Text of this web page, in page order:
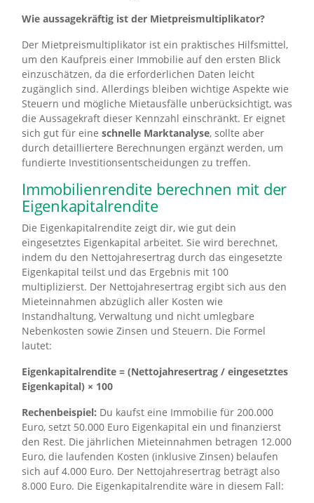
Wie aussagekräftig ist der Mietpreismultiplikator?
Der Mietpreismultiplikator ist ein praktisches Hilfsmittel,
um den Kaufpreis einer Immobilie auf den ersten Blick
einzuschätzen, da die erforderlichen Daten leicht
zugänglich sind. Allerdings bleiben wichtige Aspekte wie
Steuern und mögliche Mietausfälle unberücksichtigt, was
die Aussagekraft dieser Kennzahl einschränkt. Er eignet
sich gut für eine schnelle Marktanalyse, sollte aber
durch detailliertere Berechnungen ergänzt werden, um
fundierte Investitionsentscheidungen zu treffen.
Immobilienrendite berechnen mit der
Eigenkapitalrendite
Die Eigenkapitalrendite zeigt dir, wie gut dein
eingesetztes Eigenkapital arbeitet. Sie wird berechnet,
indem du den Nettojahresertrag durch das eingesetzte
Eigenkapital teilst und das Ergebnis mit 100
multiplizierst. Der Nettojahresertrag ergibt sich aus den
Mieteinnahmen abzüglich aller Kosten wie
Instandhaltung, Verwaltung und nicht umlegbare
Nebenkosten sowie Zinsen und Steuern. Die Formel
lautet:
Eigenkapitalrendite = (Nettojahresertrag / eingesetztes
Eigenkapital) × 100
Rechenbeispiel: Du kaufst eine Immobilie für 200.000
Euro, setzt 50.000 Euro Eigenkapital ein und finanzierst
den Rest. Die jährlichen Mieteinnahmen betragen 12.000
Euro, die laufenden Kosten (inklusive Zinsen) belaufen
sich auf 4.000 Euro. Der Nettojahresertrag beträgt also
8.000 Euro. Die Eigenkapitalrendite wäre in diesem Fall: